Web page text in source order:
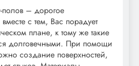
полов – дорогое
с тем, Вас порадует
плане, к тому же такие
долговечными. При помощи
создание поверхностей,